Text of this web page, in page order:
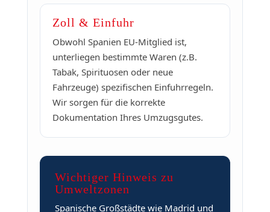
Zoll & Einfuhr
Obwohl Spanien EU-Mitglied ist,
unterliegen bestimmte Waren (z.B.
Tabak, Spirituosen oder neue
Fahrzeuge) spezifischen Einfuhrregeln.
Wir sorgen für die korrekte
Dokumentation Ihres Umzugsgutes.
Wichtiger Hinweis zu
Umweltzonen
Spanische Großstädte wie Madrid und